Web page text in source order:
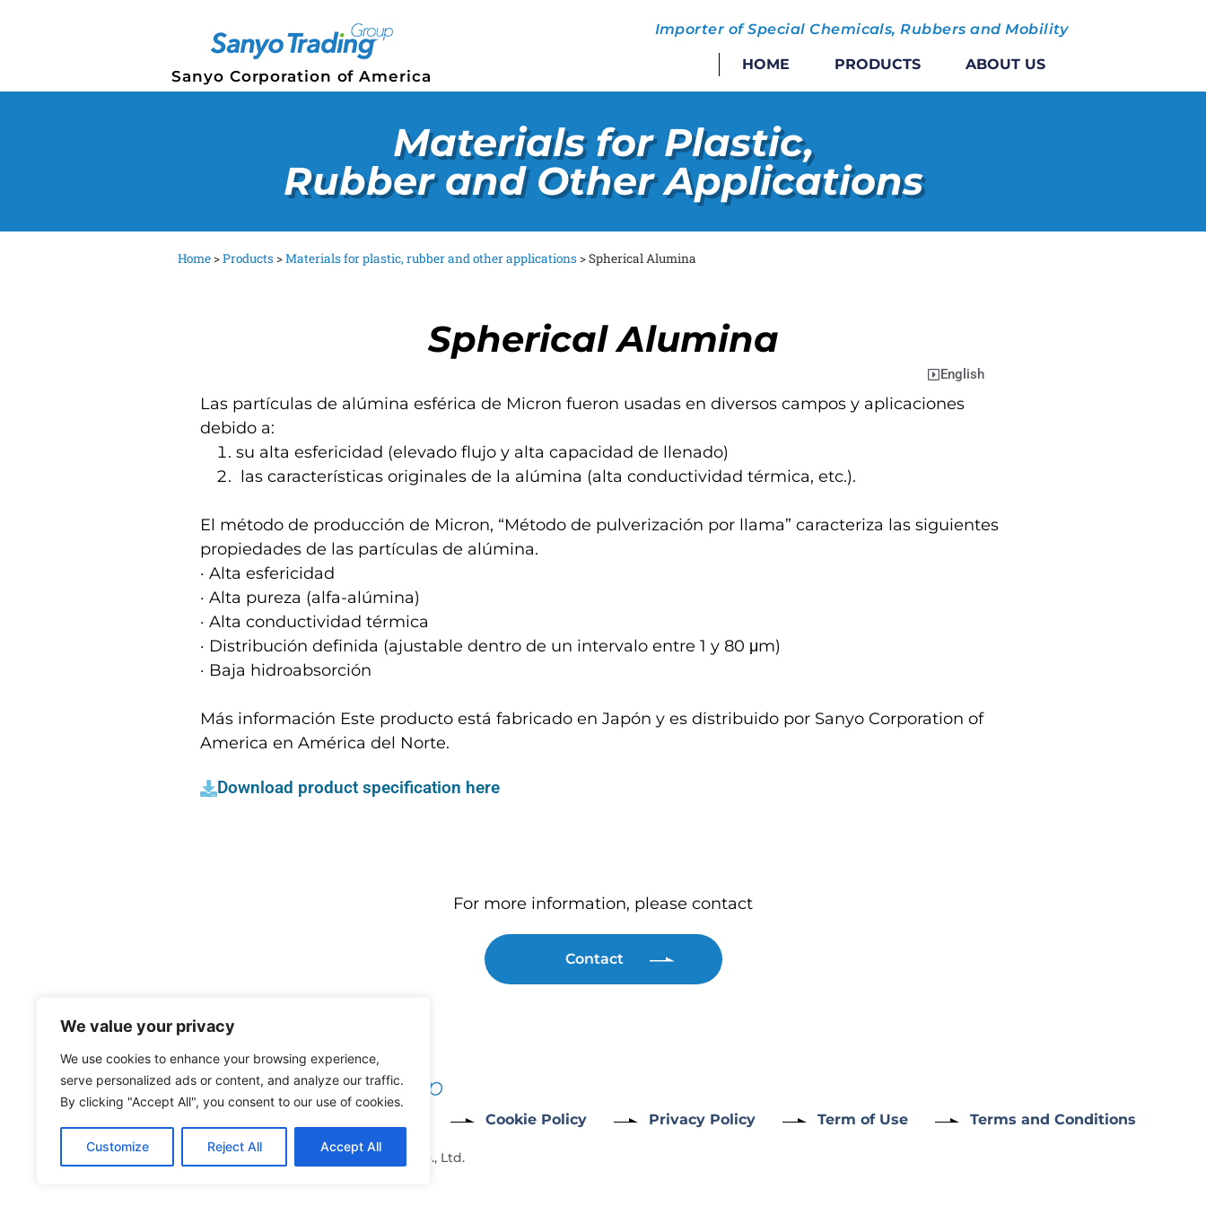
We value your privacy
We use cookies to enhance your browsing experience,
serve personalized ads or content, and analyze our traffic.
By clicking "Accept All", you consent to our use of cookies.
Customize Reject All Accept All
Sanyo Corporation of America
Importer of Special Chemicals,Rubbers and Mobility
HOME PRODUCTS ABOUT US
Materials for Plastic,
Rubber and Other Applications
Home>Products >Materials for plastic, rubber and other applications >Spherical Alumina
Spherical Alumina
English
Las partículas de alúmina esférica de Micron fueron usadas en diversos campos y aplicaciones
debido a:
su alta esfericidad (elevado flujo y alta capacidad de llenado)
las características originales de la alúmina (alta conductividad térmica, etc.).
El método de producción de Micron, “Método de pulverización por llama” caracteriza las siguientes
propiedades de las partículas de alúmina.
· Alta esfericidad
· Alta pureza (alfa-alúmina)
· Alta conductividad térmica
· Distribución definida (ajustable dentro de un intervalo entre 1 y 80 μm)
· Baja hidroabsorción
Más información Este producto está fabricado en Japón y es distribuido por Sanyo Corporation of
America en América del Norte.
Download product specification here
For more information, please contact
Contact
Cookie Policy Privacy Policy Term of Use Terms and Conditions
© 2024 Sanyo Corporation of America Co., Ltd.